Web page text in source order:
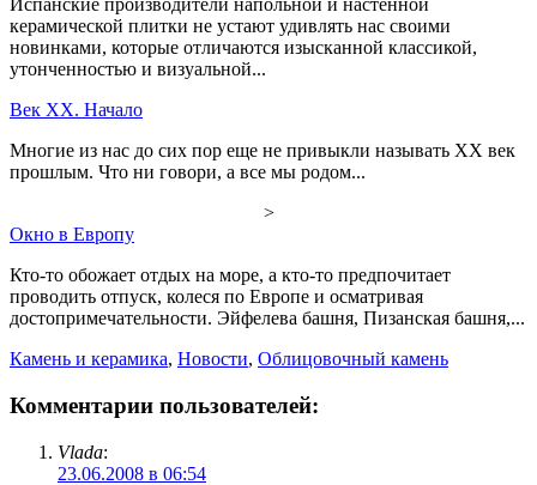
Испанские производители напольной и настенной
керамической плитки не устают удивлять нас своими
новинками, которые отличаются изысканной классикой,
утонченностью и визуальной...
Век ХХ. Начало
Многие из нас до сих пор еще не привыкли называть ХХ век
прошлым. Что ни говори, а все мы родом...
>
Окно в Европу
Кто-то обожает отдых на море, а кто-то предпочитает
проводить отпуск, колеся по Европе и осматривая
достопримечательности. Эйфелева башня, Пизанская башня,...
Камень и керамика, Новости, Облицовочный камень
Комментарии пользователей:
Vlada:
23.06.2008 в 06:54